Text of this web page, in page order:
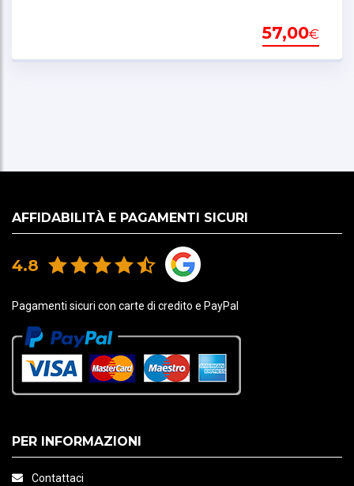
57,00€
AFFIDABILITÀ E PAGAMENTI SICURI
4.8
Pagamenti sicuri con carte di credito e PayPal
PER INFORMAZIONI
Contattaci